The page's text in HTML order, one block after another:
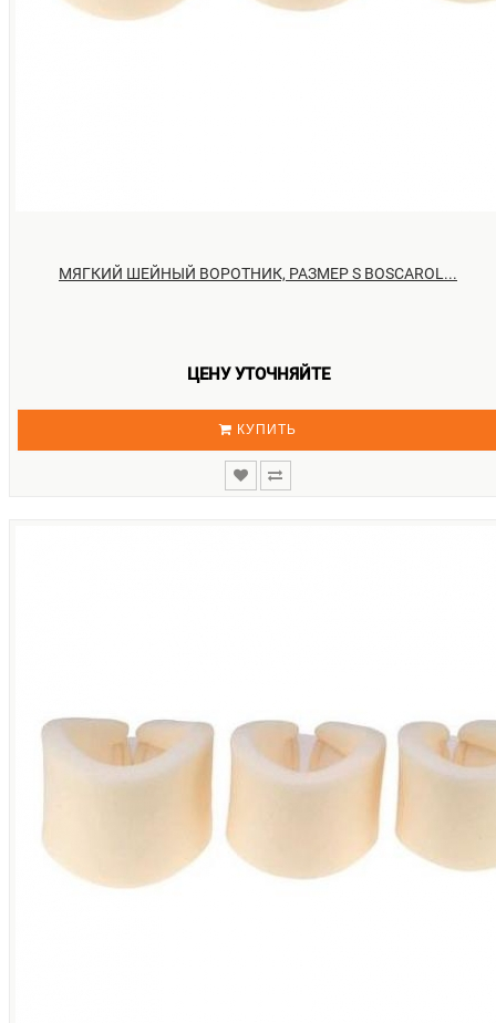
МЯГКИЙ ШЕЙНЫЙ ВОРОТНИК, РАЗМЕР S BOSCAROL...
ЦЕНУ УТОЧНЯЙТЕ
КУПИТЬ